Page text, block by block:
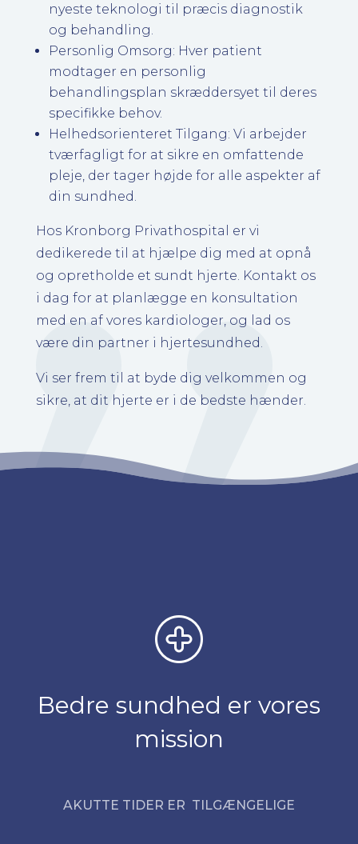
nyeste teknologi til præcis diagnostik
og behandling.
Personlig Omsorg: Hver patient
modtager en personlig
behandlingsplan skræddersyet til deres
specifikke behov.
Helhedsorienteret Tilgang: Vi arbejder
tværfagligt for at sikre en omfattende
pleje, der tager højde for alle aspekter af
din sundhed.
Hos Kronborg Privathospital er vi
dedikerede til at hjælpe dig med at opnå
og opretholde et sundt hjerte. Kontakt os
i dag for at planlægge en konsultation
med en af vores kardiologer, og lad os
være din partner i hjertesundhed.
Vi ser frem til at byde dig velkommen og
sikre, at dit hjerte er i de bedste hænder.
Bedre sundhed er vores
mission
AKUTTE TIDER ER TILGÆNGELIGE